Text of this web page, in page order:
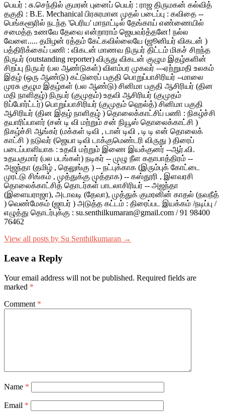
பெயர் : சு.செந்தில் குமரன் புனைப் பெயர் : ராஜ திருமகன் கல்வித்
தகுதி : B.E. Mechanical பிரசுரமான முதல் படைப்பு : கவிதை --
பெங்களூரில் நடந்த 'பெரிய' மாநாட்டில் தேங்காய் எண்ணையில்
சமைத்த உணவே தேவை என்றாராம் ஜெயவர்த்தனே! நல்ல
வேளை..... தமிழன் ரத்தம் கேட்கவில்லையே (ஜூனியர் விகடன் )
பத்திரிக்கைப் பணி : விகடன் மாணவ நிருபர் திட்டம் மிகச் சிறந்த
நிருபர் (outstanding reporter) விருது விகடன் குழும இதழ்களின்
சிறப்பு நிருபர் (பல ஆண்டுகள்) விளம்பர முகவர் ---ஏற்றுமதி உலகம்
இதழ் (ஒரு ஆண்டு) கட்டுரைப் பகுதி பொறுப்பாசிரியர் --மாலை
முரசு குழும இதழ்கள் (பல ஆண்டு) சினிமா பகுதி ஆசிரியர் (தின
மதி நாளிதழ்) நிருபர் (குமுதம்) உதவி ஆசிரியர் (குமுதம்
ரிப்போர்ட்டர்) பொறுப்பாசிரியர் (குமுதம் ஹெல்த்) சினிமா பகுதி
ஆசிரியர் (தின இதழ் நாளிதழ் ) தொலைக்காட்சிப் பணி : நிகழ்ச்சி
தயாரிப்பாளர் (சன் டி வி மற்றும் சன் நியூஸ் தொலைக்காட்சி )
நிகழ்ச்சி ஆங்கர் (மக்கள் டிவி , டான் டிவி , டி டி என் தொலைக்
காட்சி ) நடுவர் (ஜெயா டிவி டாக்குமெண்டரி விருது ) திரைப்
படைப்பாளியாக : உதவி மற்றும் இணை இயக்குனர் --ஆர்.வி.
உதயகுமார் (பல படங்கள்) நடிகர் -- முழு நீள கதாபாத்திரம் --
அஜந்தா (தமிழ் , தெலுங்கு ) -- நட்புக்காக (இரும்புக் கோட்டை
முரட்டு சிங்கம் , முத்துக்கு முத்தாக) -- கஸ்தூரி , இளவரசி
தொலைக்காட்சித் தொடர்கள் பாடலாசிரியர் -- அஜந்தா
(இளையராஜா), அடாவடி (தேவா), முத்துக் குமரனின் காதல் (நவநீத்
) வெண்மேகம் (ஜாபர் ) அடுத்த கட்டம் : திரைப்பட இயக்கம் /நடிப்பு /
எழுத்து தொடர்புக்கு : su.senthilkumaran@gmail.com / 91 98400
76462
View all posts by Su Senthilkumaran →
Leave a Reply
Your email address will not be published. Required fields are
marked *
Comment *
Name *
Email *